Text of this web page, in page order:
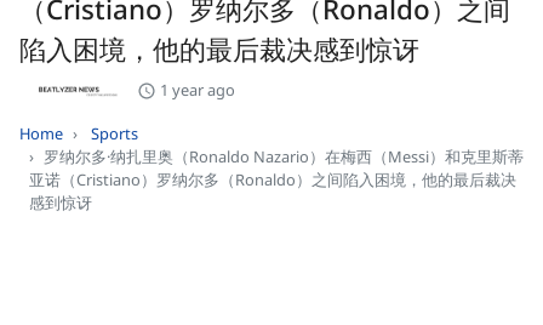
（Cristiano）罗纳尔多（Ronaldo）之间
陷入困境，他的最后裁决感到惊讶
1 year ago
Home
Sports
罗纳尔多·纳扎里奥（Ronaldo Nazario）在梅西（Messi）和克里斯蒂
亚诺（Cristiano）罗纳尔多（Ronaldo）之间陷入困境，他的最后裁决
感到惊讶